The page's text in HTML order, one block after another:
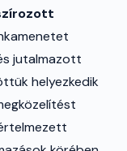
jutalmazott
helyezkedik